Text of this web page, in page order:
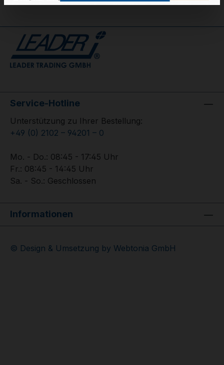
Service-Hotline
Unterstützung zu Ihrer Bestellung:
+49 (0) 2102 – 94201 – 0
Mo. - Do.: 08:45 - 17:45 Uhr
Fr.: 08:45 - 14:45 Uhr
Sa. - So.: Geschlossen
Informationen
© Design & Umsetzung by Webtonia GmbH